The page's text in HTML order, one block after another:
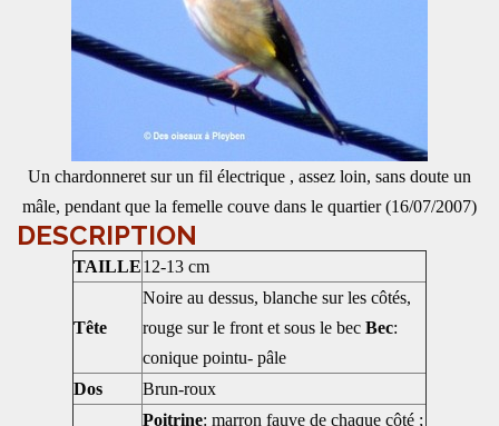
Un chardonneret sur un fil électrique , assez loin, sans doute un
mâle, pendant que la femelle couve dans le quartier (16/07/2007)
DESCRIPTION
TAILLE12-13 cm
Tête
Noire au dessus, blanche sur les côtés,
rouge sur le front et sous le bec Bec:
conique pointu- pâle
Dos
Brun-roux
Poitrine: marron fauve de chaque côté ;